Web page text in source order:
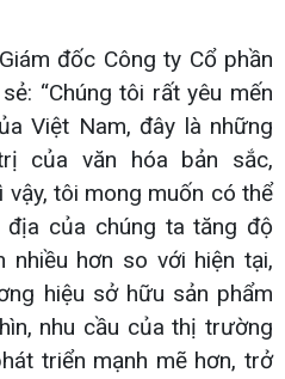
đốc Công ty Cổ phần
“Chúng tôi rất yêu mến
Việt Nam, đây là những
của văn hóa bản sắc,
tôi mong muốn có thể
của chúng ta tăng độ
nhiều hơn so với hiện tại,
hiệu sở hữu sản phẩm
nhu cầu của thị trường
triển mạnh mẽ hơn, trở